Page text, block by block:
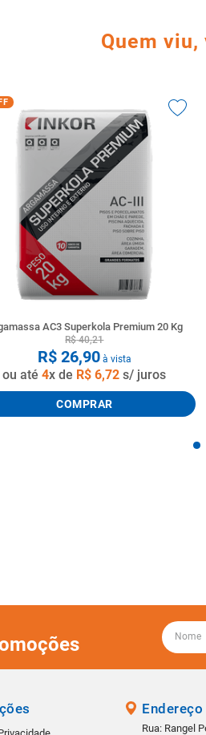
Quem
AC3 Superkola Premium 20 Kg
R$ 40,21
R$ 26,90à vista
ou até4x de R$ 6,72 s/ juros
COMPRAR
Endereço
Rua: Rangel